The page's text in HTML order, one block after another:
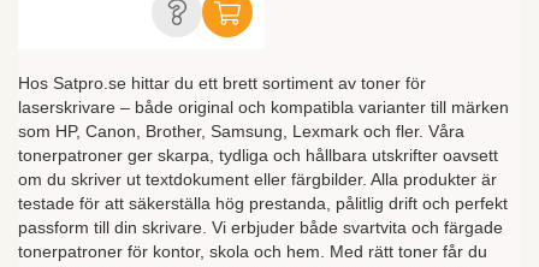
Hos Satpro.se hittar du ett brett sortiment av toner för
laserskrivare – både original och kompatibla varianter till märken
som HP, Canon, Brother, Samsung, Lexmark och fler. Våra
tonerpatroner ger skarpa, tydliga och hållbara utskrifter oavsett
om du skriver ut textdokument eller färgbilder. Alla produkter är
testade för att säkerställa hög prestanda, pålitlig drift och perfekt
passform till din skrivare. Vi erbjuder både svartvita och färgade
tonerpatroner för kontor, skola och hem. Med rätt toner får du